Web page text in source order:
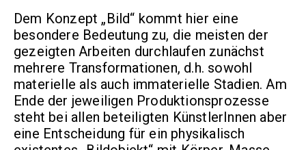
Dem Konzept „Bild“ kommt hier eine
besondere Bedeutung zu, die meisten der
gezeigten Arbeiten durchlaufen zunächst
mehrere Transformationen, d.h. sowohl
materielle als auch immaterielle Stadien. Am
Ende der jeweiligen Produktionsprozesse
steht bei allen beteiligten KünstlerInnen aber
eine Entscheidung für ein physikalisch